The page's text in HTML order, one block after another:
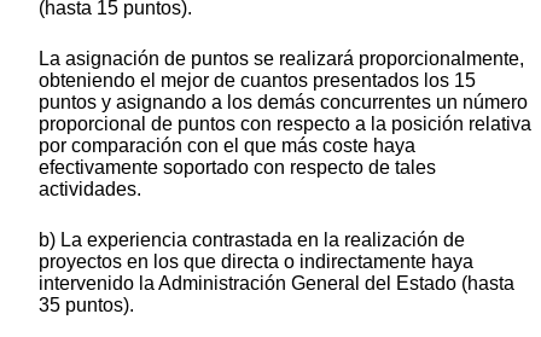
(hasta 15 puntos).
La asignación de puntos se realizará proporcionalmente,
obteniendo el mejor de cuantos presentados los 15
puntos y asignando a los demás concurrentes un número
proporcional de puntos con respecto a la posición relativa
por comparación con el que más coste haya
efectivamente soportado con respecto de tales
actividades.
b) La experiencia contrastada en la realización de
proyectos en los que directa o indirectamente haya
intervenido la Administración General del Estado (hasta
35 puntos).